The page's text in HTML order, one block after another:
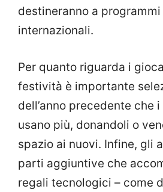
destineranno a
internazionali.
Per quanto riguarda i
festività è importante
dell’anno precedente che
usano più, donandoli o
spazio ai nuovi. Infine, gli
parti aggiuntive che
regali tecnologici – come